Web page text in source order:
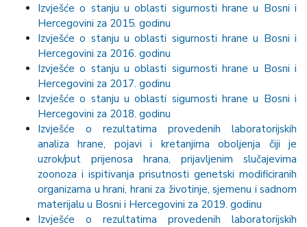
Izvješće o stanju u oblasti sigurnosti hrane u Bosni i
Hercegovini za 2015. godinu
Izvješće o stanju u oblasti sigurnosti hrane u Bosni i
Hercegovini za 2016. godinu
Izvješće o stanju u oblasti sigurnosti hrane u Bosni i
Hercegovini za 2017. godinu
Izvješće o stanju u oblasti sigurnosti hrane u Bosni i
Hercegovini za 2018. godinu
Izvješće o rezultatima provedenih laboratorijskih
analiza hrane, pojavi i kretanjima oboljenja čiji je
uzrok/put prijenosa hrana, prijavljenim slučajevima
zoonoza i ispitivanja prisutnosti genetski modificiranih
organizama u hrani, hrani za životinje, sjemenu i sadnom
materijalu u Bosni i Hercegovini za 2019. godinu
Izvješće o rezultatima provedenih laboratorijskih